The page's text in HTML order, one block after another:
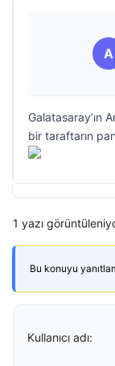
A
Galatasaray’ın
bir taraftarın
1 yazı
Bu konuyu
Kullanıcı adı: